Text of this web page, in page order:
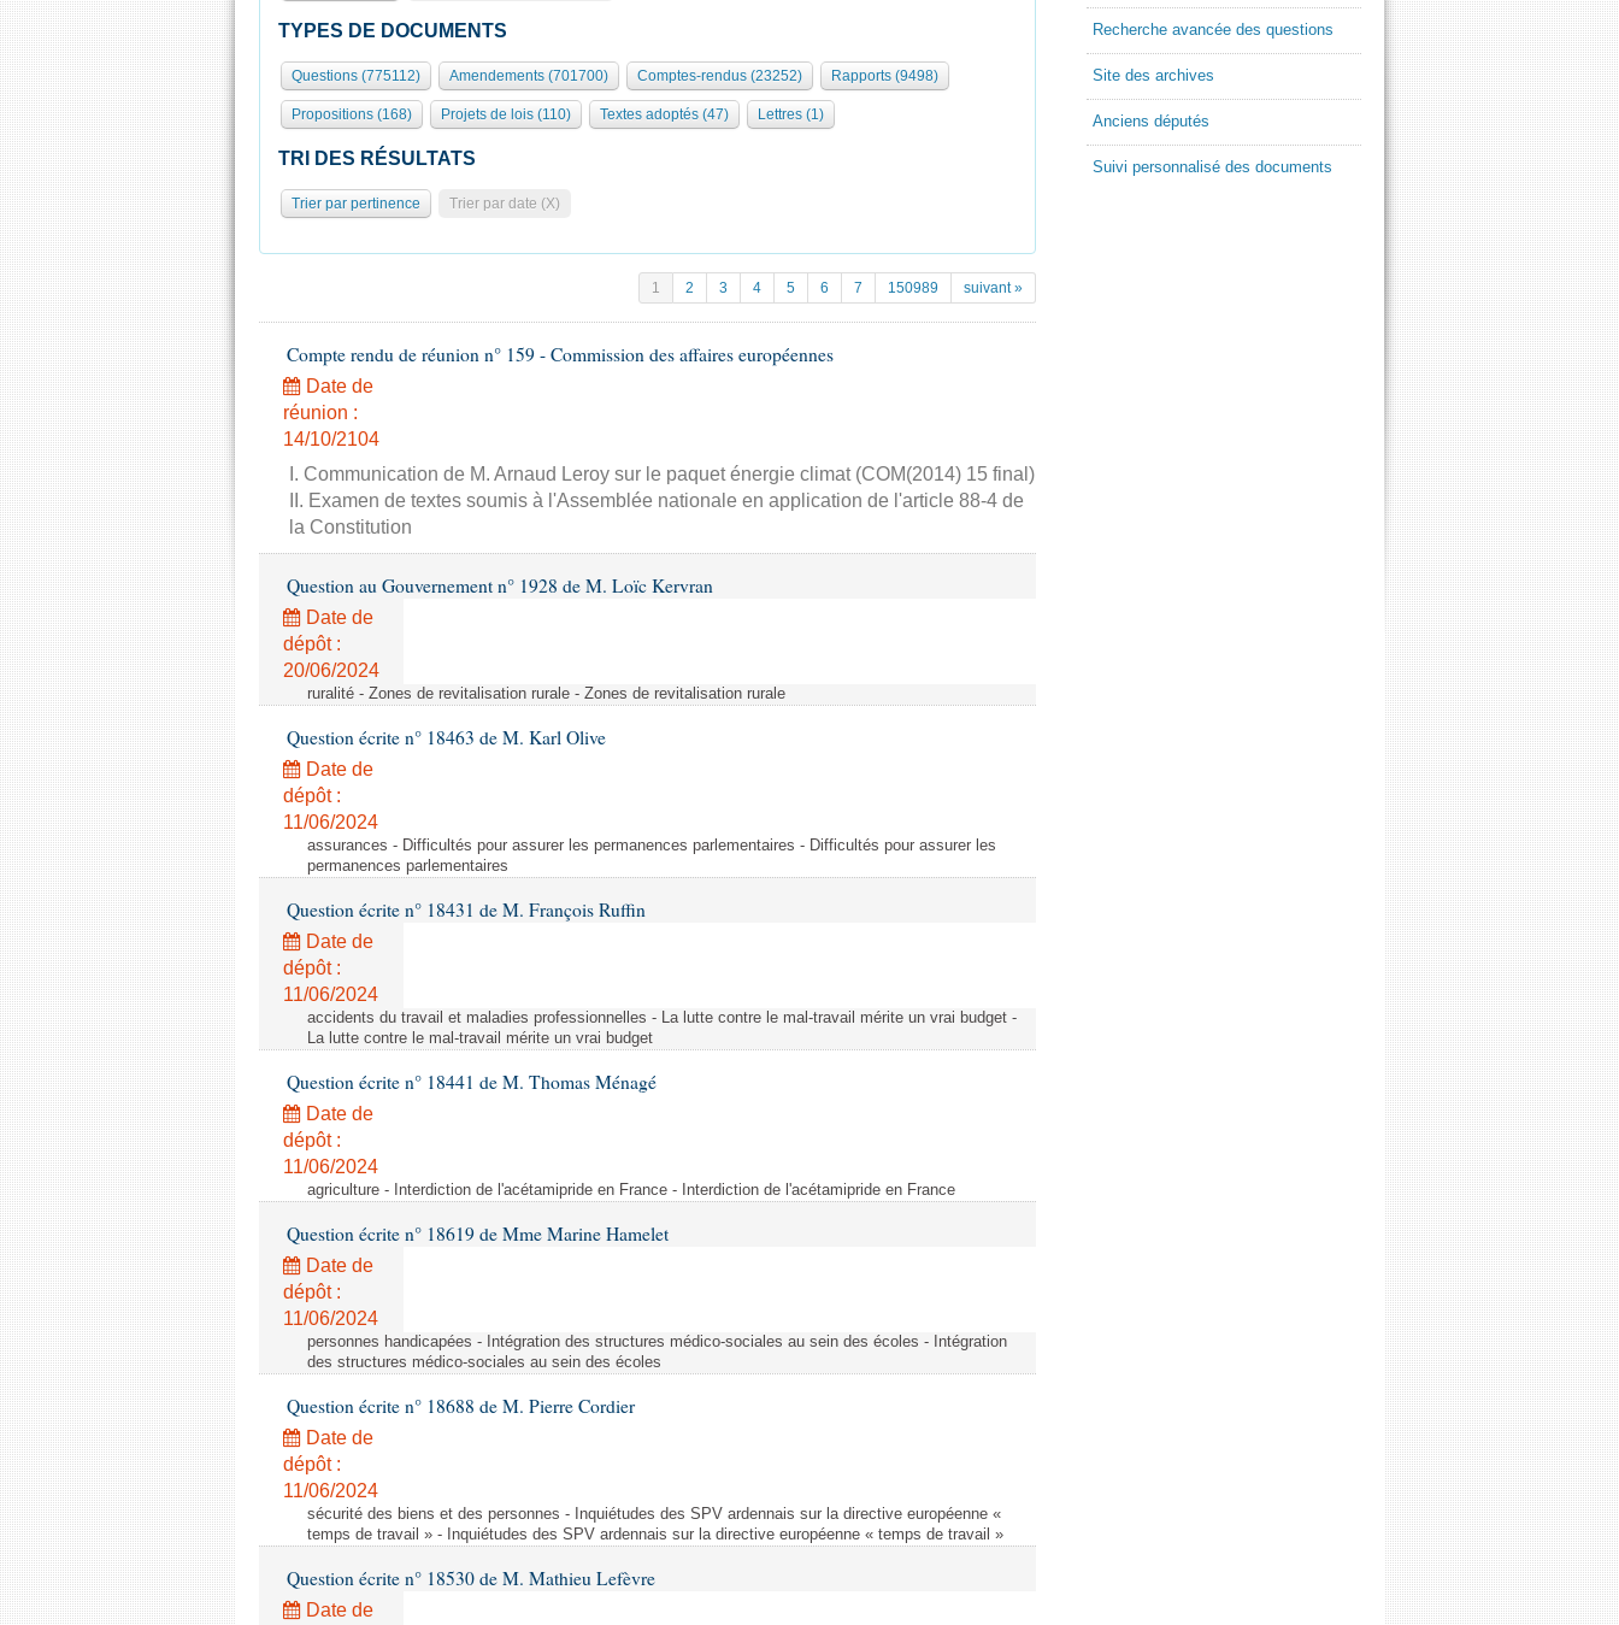
TYPES DE DOCUMENTS
Questions (775112) Amendements (701700) Comptes-rendus (23252) Rapports (9498)
Propositions (168) Projets de lois (110) Textes adoptés (47) Lettres (1)
TRI DES RÉSULTATS
Trier par pertinence Trier par date (X)
1 2 3 4 5 6 7 150989 suivant »
Compte rendu de réunion n° 159 - Commission des affaires européennes
Date de
réunion :
14/10/2104
I. Communication de M. Arnaud Leroy sur le paquet énergie climat (COM(2014) 15 final)
II. Examen de textes soumis à l'Assemblée nationale en application de l'article 88-4 de
la Constitution
Question au Gouvernement n° 1928 de M. Loïc Kervran
Date de
dépôt :
20/06/2024
ruralité - Zones de revitalisation rurale - Zones de revitalisation rurale
Question écrite n° 18463 de M. Karl Olive
Date de
dépôt :
11/06/2024
assurances - Difficultés pour assurer les permanences parlementaires - Difficultés pour assurer les
permanences parlementaires
Question écrite n° 18431 de M. François Ruffin
Date de
dépôt :
11/06/2024
accidents du travail et maladies professionnelles - La lutte contre le mal-travail mérite un vrai budget -
La lutte contre le mal-travail mérite un vrai budget
Question écrite n° 18441 de M. Thomas Ménagé
Date de
dépôt :
11/06/2024
agriculture - Interdiction de l'acétamipride en France - Interdiction de l'acétamipride en France
Question écrite n° 18619 de Mme Marine Hamelet
Date de
dépôt :
11/06/2024
personnes handicapées - Intégration des structures médico-sociales au sein des écoles - Intégration
des structures médico-sociales au sein des écoles
Question écrite n° 18688 de M. Pierre Cordier
Date de
dépôt :
11/06/2024
sécurité des biens et des personnes - Inquiétudes des SPV ardennais sur la directive européenne «
temps de travail » - Inquiétudes des SPV ardennais sur la directive européenne « temps de travail »
Question écrite n° 18530 de M. Mathieu Lefèvre
Date de
Recherche avancée des questions
Site des archives
Anciens députés
Suivi personnalisé des documents